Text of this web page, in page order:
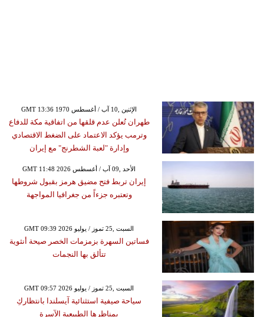
GMT 13:36 1970 الإثنين ,10 آب / أغسطس
طهران تُعلن عدم قلقها من اتفاقية مكة للدفاع
وترمب يؤكد الاعتماد على الضغط الاقتصادي
وإدارة "لعبة الشطرنج" مع إيران
GMT 11:48 2026 الأحد ,09 آب / أغسطس
إيران تربط فتح مضيق هرمز بقبول شروطها
وتعتبره جزءاً من جغرافيا المواجهة
GMT 09:39 2026 السبت ,25 تموز / يوليو
فساتين السهرة بزمزمات الخصر صيحة أنثوية
تتألق بها النجمات
GMT 09:57 2026 السبت ,25 تموز / يوليو
سياحة صيفية استثنائية آيسلندا بانتظاركِ
بمناظرها الطبيعية الآسرة